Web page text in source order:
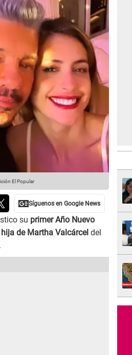
El Popular
su primer Año Nuevo
hija de Martha Valcárcel del